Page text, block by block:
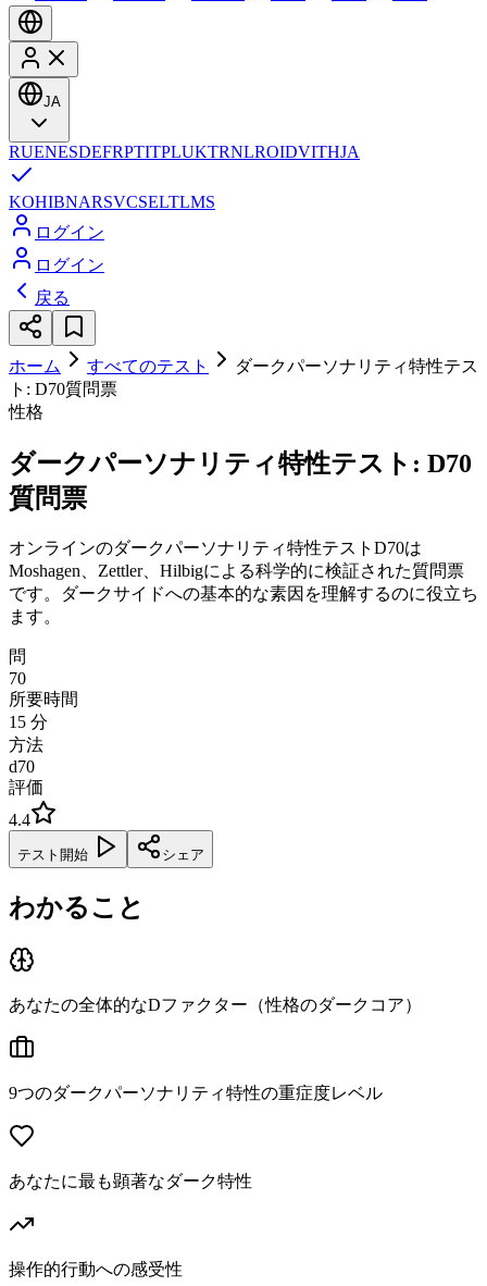
JA
RUENESDEFRPTITPLUKTRNLROIDVITHJA
KOHIBNARSVCSELTLMS
ログイン
ログイン
戻る
ホーム すべてのテスト
ダークパーソナリティ特性テス
ト: D70質問票
性格
ダークパーソナリティ特性テスト: D70
質問票
オンラインのダークパーソナリティ特性テストD70は
Moshagen、Zettler、Hilbigによる科学的に検証された質問票
です。ダークサイドへの基本的な素因を理解するのに役立ち
ます。
問
70
所要時間
15 分
方法
d70
評価
4.4
テスト開始 シェア
わかること
あなたの全体的なDファクター（性格のダークコア）
9つのダークパーソナリティ特性の重症度レベル
あなたに最も顕著なダーク特性
操作的行動への感受性